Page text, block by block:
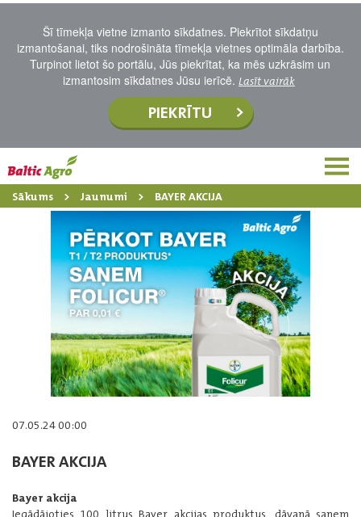
Šī tīmekļa vietne izmanto sīkdatnes. Piekrītot sīkdatņu
izmantošanai, tiks nodrošināta tīmekļa vietnes optimāla darbība.
Turpinot lietot šo portālu, Jūs piekrītat, ka mēs uzkrāsim un
izmantosim sīkdatnes Jūsu ierīcē. Lasīt vairāk
PIEKRĪTU
Sākums Jaunumi BAYER AKCIJA
07.05.24 00:00
BAYER AKCIJA
Bayer akcija
Iegādājoties 100 litrus Bayer akcijas produktus, dāvanā saņem